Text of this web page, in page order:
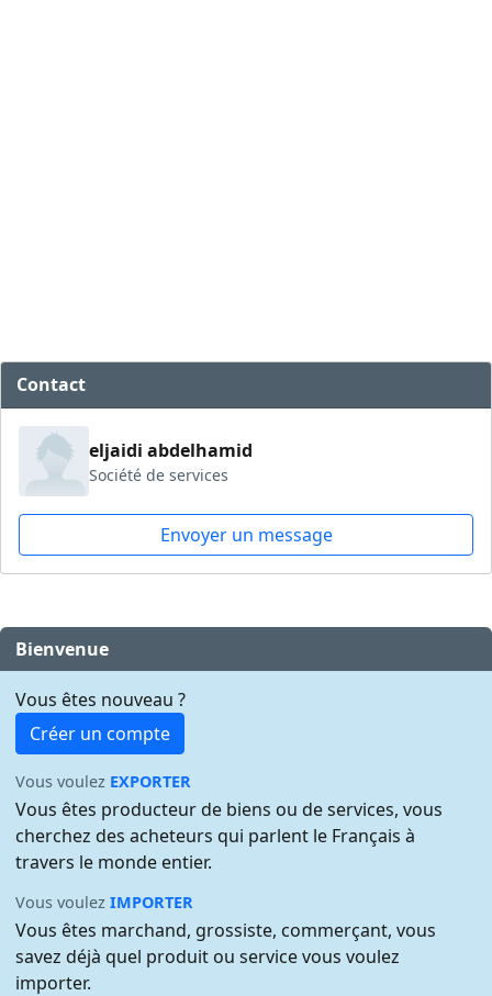
Contact
eljaidi abdelhamid
Société de services
Envoyer un message
Bienvenue
Vous êtes nouveau ?
Créer un compte
Vous voulez EXPORTER
Vous êtes producteur de biens ou de services, vous
cherchez des acheteurs qui parlent le Français à
travers le monde entier.
Vous voulezIMPORTER
Vous êtes marchand, grossiste, commerçant, vous
savez déjà quel produit ou service vous voulez
importer.